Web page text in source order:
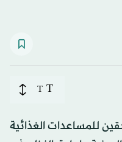
T
T
للمساعدات الغذائية